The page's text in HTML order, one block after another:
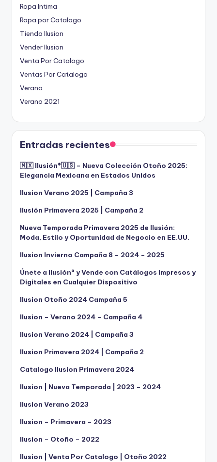
Ropa Intima
Ropa por Catalogo
Tienda Ilusion
Vender Ilusion
Venta Por Catalogo
Ventas Por Catalogo
Verano
Verano 2021
Entradas recientes
🇲🇽 Ilusión®️🇺🇸 – Nueva Colección Otoño 2025:
Elegancia Mexicana en Estados Unidos
Ilusion Verano 2025 | Campaña 3
Ilusión Primavera 2025 | Campaña 2
Nueva Temporada Primavera 2025 de Ilusión:
Moda, Estilo y Oportunidad de Negocio en EE.UU.
Ilusion Invierno Campaña 8 – 2024 – 2025
Únete a Ilusión® y Vende con Catálogos Impresos y
Digitales en Cualquier Dispositivo
Ilusion Otoño 2024 Campaña 5
Ilusion – Verano 2024 – Campaña 4
Ilusion Verano 2024 | Campaña 3
Ilusion Primavera 2024 | Campaña 2
Catalogo Ilusion Primavera 2024
Ilusion | Nueva Temporada | 2023 – 2024
Ilusion Verano 2023
Ilusion – Primavera – 2023
Ilusion – Otoño – 2022
Ilusion | Venta Por Catalogo | Otoño 2022